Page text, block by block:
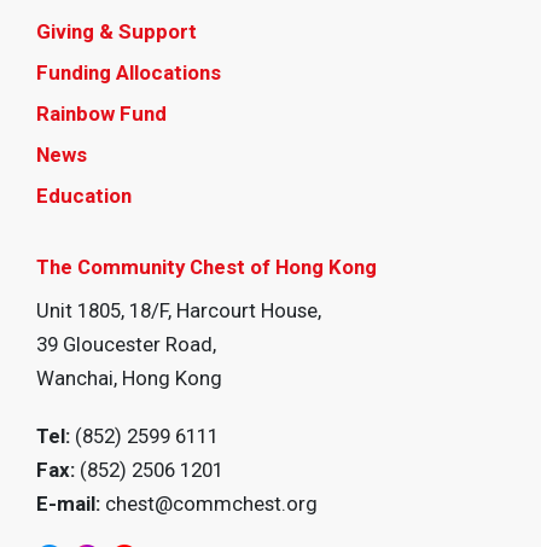
Giving & Support
Funding Allocations
Rainbow Fund
News
Education
The Community Chest of Hong Kong
Unit 1805, 18/F, Harcourt House,
39 Gloucester Road,
Wanchai, Hong Kong
Tel: (852) 2599 6111
Fax: (852) 2506 1201
E-mail: chest@commchest.org